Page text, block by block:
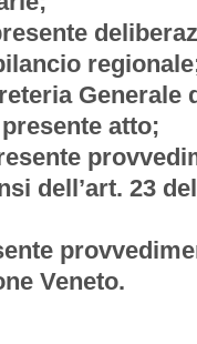
Generale
atto;
dell’art. 23
Veneto.